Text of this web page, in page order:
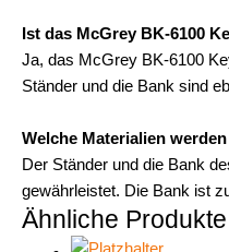
Ist das McGrey BK-6100
Ja, das McGrey BK-6100
Ständer und die Bank sind
Welche Materialien
Der Ständer und die Bank
gewährleistet. Die Bank ist
Ähnliche Produkte